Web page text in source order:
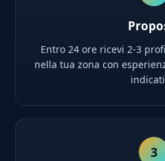
Entro 24 ore ricevi 2-3
nella tua zona con
3